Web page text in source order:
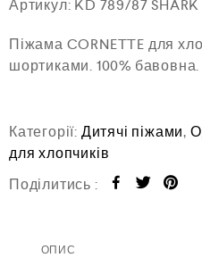
ц
н
н
з
5
Артикул: KD 789/87 SHARK
Піжама CORNETTE для
шортиками. 100% бавовна.
Категорії: Дитячі піжами,
для хлопчиків
Поділитись :
ОПИС